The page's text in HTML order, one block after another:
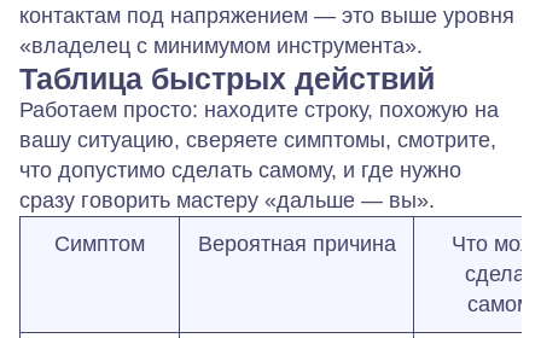
контактам под напряжением — это выше уровня
«владелец с минимумом инструмента».
Таблица быстрых действий
Работаем просто: находите строку, похожую на
вашу ситуацию, сверяете симптомы, смотрите,
что допустимо сделать самому, и где нужно
сразу говорить мастеру «дальше — вы».
Симптом
Вероятная причина
Что
самому